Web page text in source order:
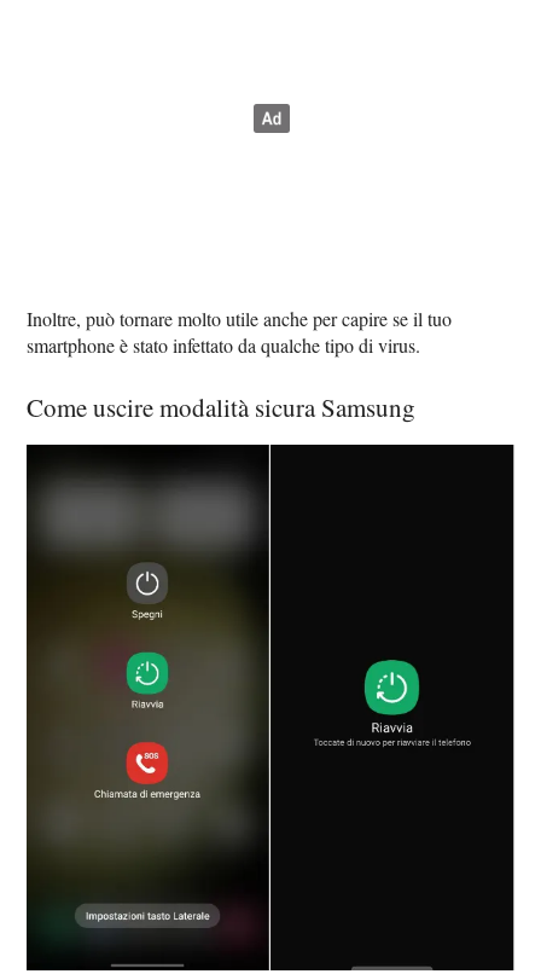
Inoltre, può tornare molto utile anche per capire se il tuo
smartphone è stato infettato da qualche tipo di virus.
Come uscire modalità sicura Samsung